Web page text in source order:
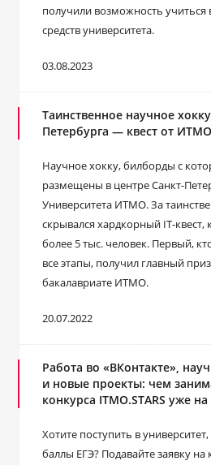
получили возможность учиться
средств университета.
03.08.2023
Таинственное научное
Петербурга ― квест от ИТМО
Научное хокку, билборды с
размещены в центре Санкт-
Университета ИТМО. За
скрывался хардкорный IT-
более 5 тыс. человек. Первый,
все этапы, получил главный
бакалавриате ИТМО.
20.07.2022
Работа во «ВКонтакте»,
и новые проекты: чем
конкурса ITMO.STARS уже
Хотите поступить в
баллы ЕГЭ? Подавайте заявку